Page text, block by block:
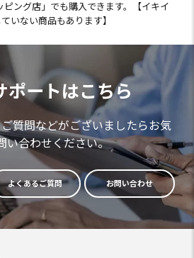
ング店」でも購入できます。【イキイ
いない商品もあります】
ポートはこちら
質問などがございましたらお気
い合わせください。
よくあるご質問 お問い合わせ